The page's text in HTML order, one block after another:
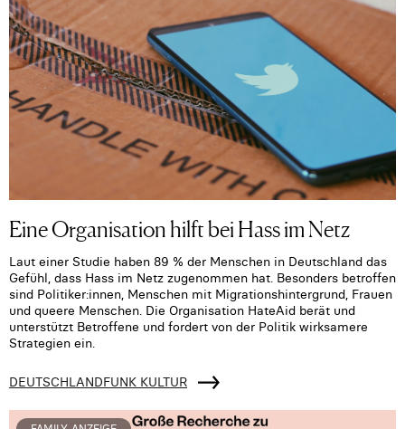
Eine Organisation hilft bei Hass im Netz
Laut einer Studie haben 89 % der Menschen in Deutschland das
Gefühl, dass Hass im Netz zugenommen hat. Besonders betroffen
sind Politiker:innen, Menschen mit Migrationshintergrund, Frauen
und queere Menschen. Die Organisation HateAid berät und
unterstützt Betroffene und fordert von der Politik wirksamere
Strategien ein.
DEUTSCHLANDFUNK KULTUR